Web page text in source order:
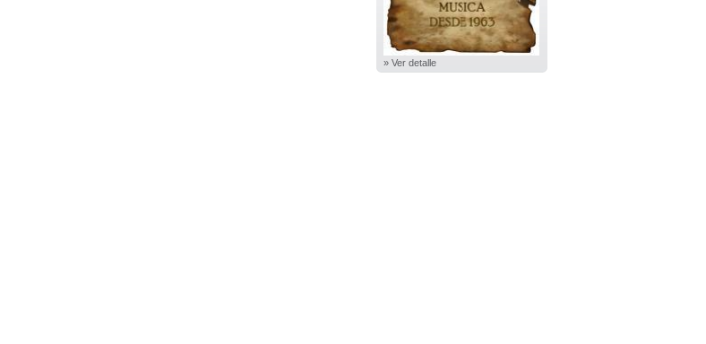
» Ver detalle